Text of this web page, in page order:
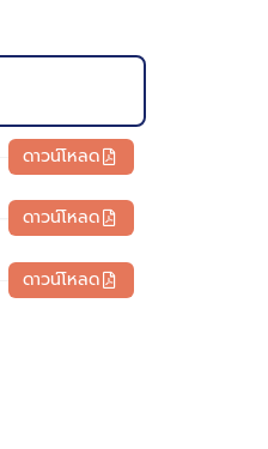
ดาวน์โหลด
ดาวน์โหลด
ดาวน์โหลด